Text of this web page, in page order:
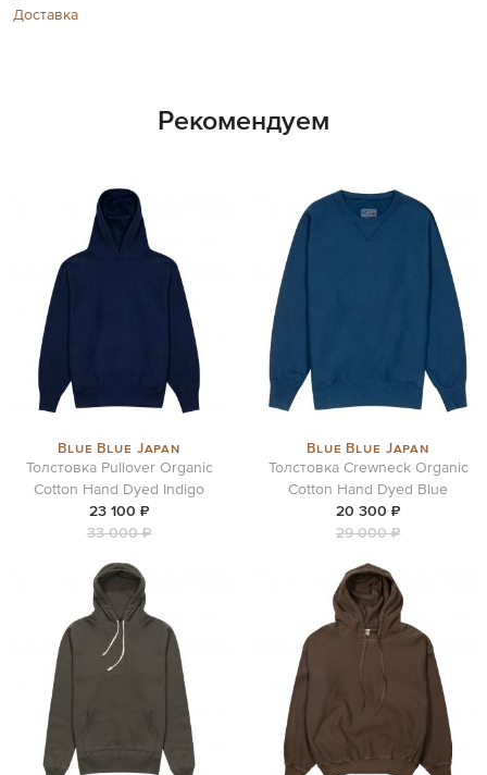
Доставка
Рекомендуем
Blue Blue Japan
Толстовка Pullover Organic
Cotton Hand Dyed Indigo
23 100 ₽
33 000 ₽
Blue Blue Japan
Толстовка Crewneck Organic
Cotton Hand Dyed Blue
20 300 ₽
29 000 ₽